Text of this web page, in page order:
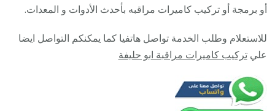
أو برمجة أو تركيب كاميرات مراقبه بأحدث الأدوات و المعدات.
للاستعلام وطلب الخدمة تواصل هاتفيا كما يمكنكم التواصل ايضا
عليتركيب كاميرات مراقبة ابو حليفة